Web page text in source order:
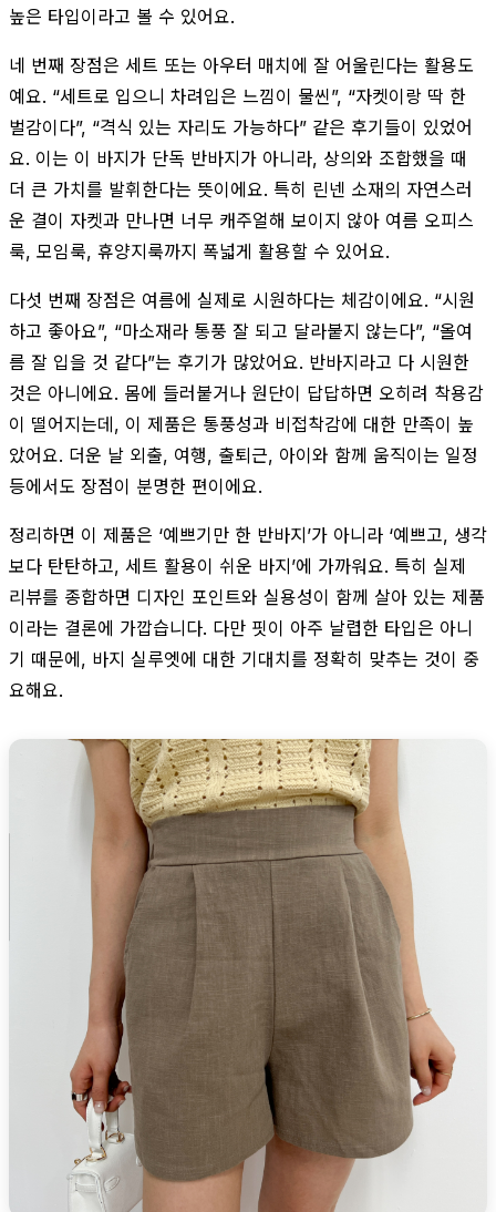
높은 타입이라고 볼 수 있어요.
네 번째 장점은 세트 또는 아우터 매치에 잘 어울린다는 활용도
예요. “세트로 입으니 차려입은 느낌이 물씬”, “자켓이랑 딱 한
벌감이다”, “격식 있는 자리도 가능하다” 같은 후기들이 있었어
요. 이는 이 바지가 단독 반바지가 아니라, 상의와 조합했을 때
더 큰 가치를 발휘한다는 뜻이에요. 특히 린넨 소재의 자연스러
운 결이 자켓과 만나면 너무 캐주얼해 보이지 않아 여름 오피스
룩, 모임룩, 휴양지룩까지 폭넓게 활용할 수 있어요.
다섯 번째 장점은 여름에 실제로 시원하다는 체감이에요. “시원
하고 좋아요”, “마소재라 통풍 잘 되고 달라붙지 않는다”, “올여
름 잘 입을 것 같다”는 후기가 많았어요. 반바지라고 다 시원한
것은 아니에요. 몸에 들러붙거나 원단이 답답하면 오히려 착용감
이 떨어지는데, 이 제품은 통풍성과 비접착감에 대한 만족이 높
았어요. 더운 날 외출, 여행, 출퇴근, 아이와 함께 움직이는 일정
등에서도 장점이 분명한 편이에요.
정리하면 이 제품은 ‘예쁘기만 한 반바지’가 아니라 ‘예쁘고, 생각
보다 탄탄하고, 세트 활용이 쉬운 바지’에 가까워요. 특히 실제
리뷰를 종합하면 디자인 포인트와 실용성이 함께 살아 있는 제품
이라는 결론에 가깝습니다. 다만 핏이 아주 날렵한 타입은 아니
기 때문에, 바지 실루엣에 대한 기대치를 정확히 맞추는 것이 중
요해요.